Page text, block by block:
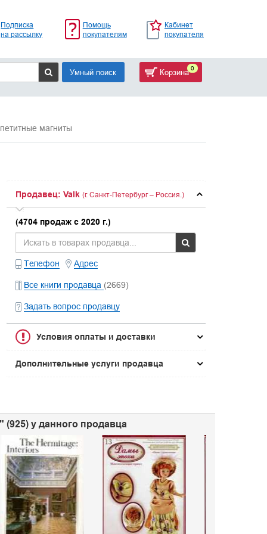
Подписка
на рассылку
Помощь
покупателям
Кабинет
покупателя
Умный поиск Корзина 0
магниты
Продавец: Valk (г. Санкт-Петербург – Россия.)
(4704 продаж с 2020 г.)
Телефон Адрес
Все книги продавца (2669)
Задать вопрос продавцу
Условия оплаты и доставки
Дополнительные услуги продавца
(925) у данного продавца